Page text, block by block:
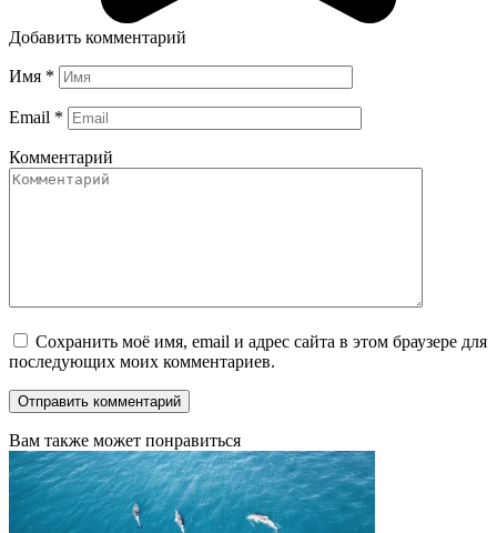
Добавить комментарий
Имя *
Email *
Комментарий
Сохранить моё имя, email и адрес сайта в этом браузере для
последующих моих комментариев.
Вам также может понравиться